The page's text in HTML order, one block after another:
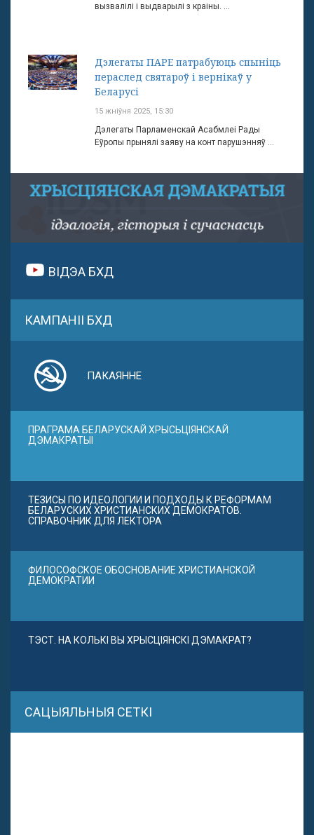
вызвалілі і выдварылі з краіны. ...
Дэлегаты ПАРЕ патрабуюць спыніць
пераслед святароў і вернікаў у
Беларусі
15 жніўня 2025, 15:30
Дэлегаты Парламенскай Асабмлеі Рады
Еўропы прынялі заяву на конт парушэнняў ...
ВІДЭА БХД
КАМПАНІІ БХД
ПАКАЯННЕ
ПРАГРАМА БЕЛАРУСКАЙ ХРЫСЬЦІЯНСКАЙ
ДЭМАКРАТЫІ
ТЕЗИСЫ ПО ИДЕОЛОГИИ И ПОДХОДЫ К РЕФОРМАМ
БЕЛАРУСКИХ ХРИСТИАНСКИХ ДЕМОКРАТОВ.
СПРАВОЧНИК ДЛЯ ЛЕКТОРА
ФИЛОСОФСКОЕ ОБОСНОВАНИЕ ХРИСТИАНСКОЙ
ДЕМОКРАТИИ
ТЭСТ. НА КОЛЬКІ ВЫ ХРЫСЦІЯНСКІ ДЭМАКРАТ?
САЦЫЯЛЬНЫЯ СЕТКІ